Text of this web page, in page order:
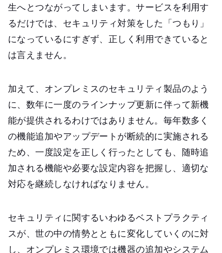
生へとつながってしまいます。サービスを利用す
るだけでは、セキュリティ対策をした「つもり」
になっているにすぎず、正しく利用できていると
は言えません。
加えて、オンプレミスのセキュリティ製品のよう
に、数年に一度のラインナップ更新に伴って新機
能が提供されるわけではありません。毎年数多く
の機能追加やアップデートが断続的に実施される
ため、一度設定を正しく行ったとしても、随時追
加される機能や必要な設定内容を把握し、適切な
対応を継続しなければなりません。
セキュリティに関するいわゆるベストプラクティ
スが、世の中の情勢とともに変化していくのに対
し、オンプレミス環境では機器の追加やシステム